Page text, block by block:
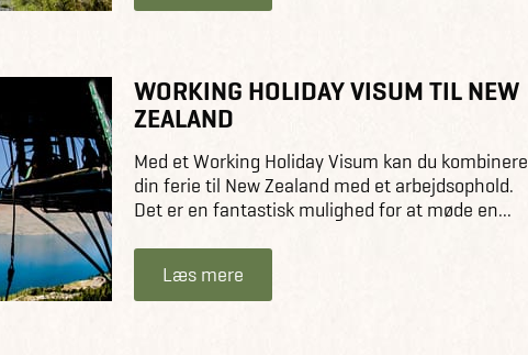
WORKING HOLIDAY VISUM TIL NEW
ZEALAND
Med et Working Holiday Visum kan du kombinere
din ferie til New Zealand med et arbejdsophold.
Det er en fantastisk mulighed for at møde en...
Læs mere